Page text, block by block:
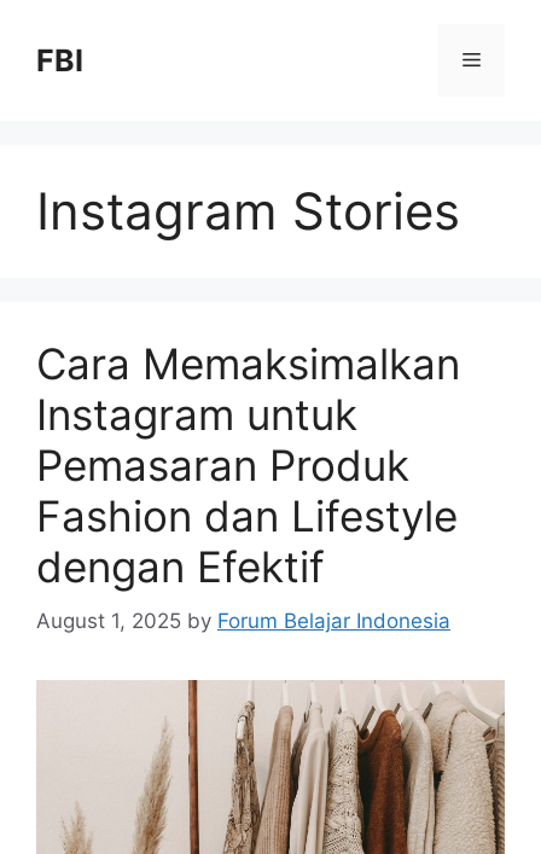
FBI
Instagram Stories
Cara Memaksimalkan
Instagram untuk
Pemasaran Produk
Fashion dan Lifestyle
dengan Efektif
August 1, 2025 by Forum Belajar Indonesia